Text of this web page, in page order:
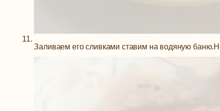
Заливаем его сливками ставим на водяную